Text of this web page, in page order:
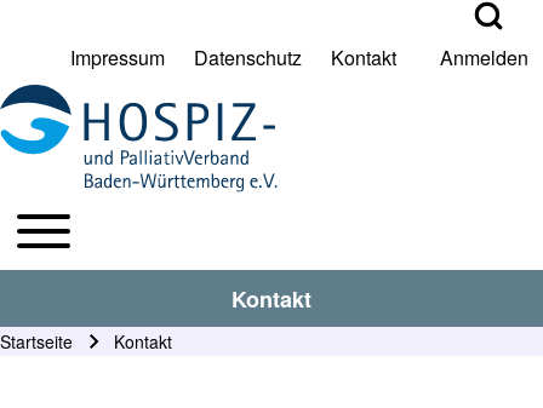
Suche Schließen
Suche
User account menu
Impressum Datenschutz Kontakt Anmelden
HPV BW Hauptmenu
Toggle main menu
Kontakt
Startseite Kontakt